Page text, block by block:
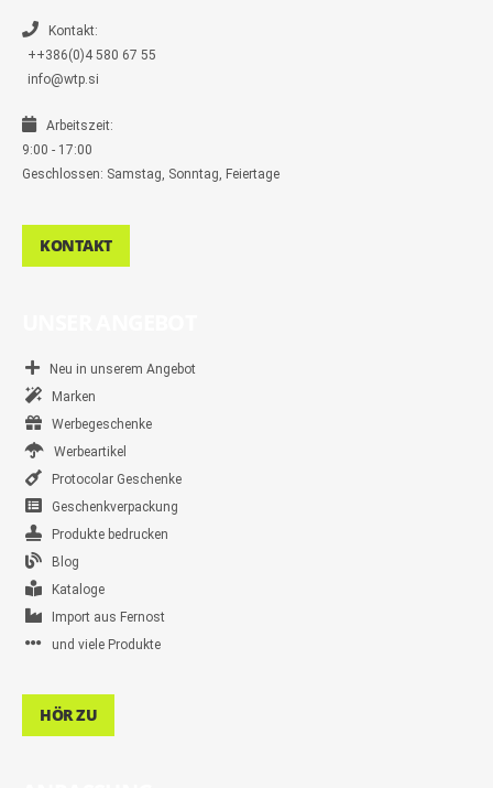
r
Kontakt:
++386(0)4 580 67 55
info@wtp.si
Arbeitszeit:
9:00 - 17:00
Geschlossen: Samstag, Sonntag, Feiertage
KONTAKT
Neu in unserem Angebot
Marken
Werbegeschenke
Werbeartikel
Protocolar Geschenke
Geschenkverpackung
Produkte bedrucken
Blog
Kataloge
Import aus Fernost
und viele Produkte
HÖR ZU